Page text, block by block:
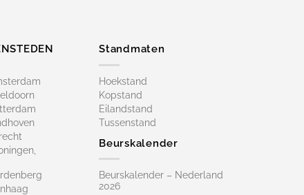
Standmaten
Hoekstand
Kopstand
Eilandstand
Tussenstand
Beurskalender
Beurskalender – Nederland
2026